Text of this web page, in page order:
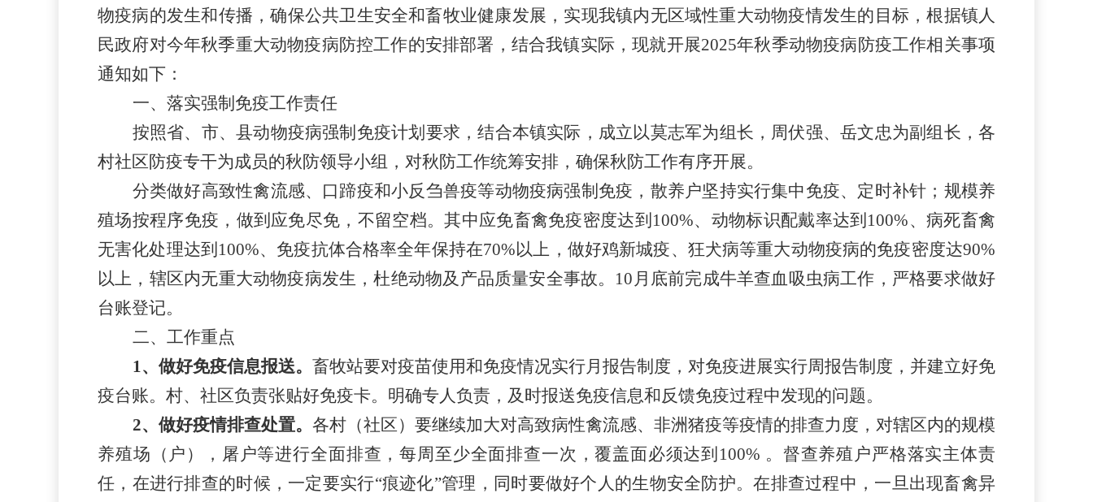
物疫病的发生和传播，确保公共卫生安全和畜牧业健康发展，实现我镇内无区域性重大动物疫情发生的目标，根据镇人
民政府对今年秋季重大动物疫病防控工作的安排部署，结合我镇实际，现就开展2025年秋季动物疫病防疫工作相关事项
通知如下：
一、落实强制免疫工作责任
按照省、市、县动物疫病强制免疫计划要求，结合本镇实际，成立以莫志军为组长，周伏强、岳文忠为副组长，各
村社区防疫专干为成员的秋防领导小组，对秋防工作统筹安排，确保秋防工作有序开展。
分类做好高致性禽流感、口蹄疫和小反刍兽疫等动物疫病强制免疫，散养户坚持实行集中免疫、定时补针；规模养
殖场按程序免疫，做到应免尽免，不留空档。其中应免畜禽免疫密度达到100%、动物标识配戴率达到100%、病死畜禽
无害化处理达到100%、免疫抗体合格率全年保持在70%以上，做好鸡新城疫、狂犬病等重大动物疫病的免疫密度达90%
以上，辖区内无重大动物疫病发生，杜绝动物及产品质量安全事故。10月底前完成牛羊查血吸虫病工作，严格要求做好
台账登记。
二、工作重点
1、做好免疫信息报送。 畜牧站要对疫苗使用和免疫情况实行月报告制度，对免疫进展实行周报告制度，并建立好免
疫台账。村、社区负责张贴好免疫卡。明确专人负责，及时报送免疫信息和反馈免疫过程中发现的问题。
2、做好疫情排查处置。 各村（社区）要继续加大对高致病性禽流感、非洲猪疫等疫情的排查力度，对辖区内的规模
养殖场（户），屠户等进行全面排查，每周至少全面排查一次，覆盖面必须达到100% 。督查养殖户严格落实主体责
任，在进行排查的时候，一定要实行“痕迹化”管理，同时要做好个人的生物安全防护。在排查过程中，一旦出现畜禽异